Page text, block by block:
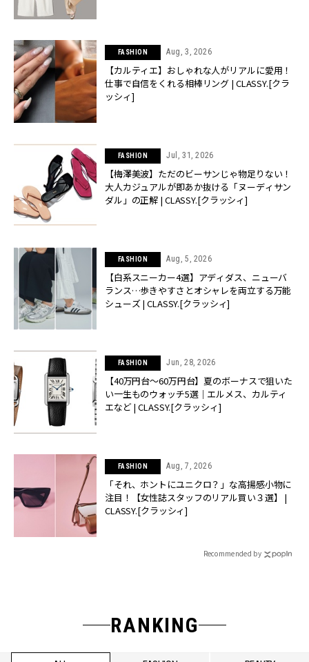
FASHION Aug, 3, 2026
【カルティエ】おしゃれな人がリアルに愛用！
仕事で自信をくれる相棒リング | CLASSY.[クラ
ッシィ]
FASHION Jul, 31, 2026
【梅澤美波】ただのビーサンじゃ物足りない！
大人カジュアルが即あか抜ける「ヌーディサン
ダル」の正解 | CLASSY.[クラッシィ]
FASHION Aug, 5, 2026
【白系スニーカー4選】アディダス、ニューバ
ランス…歩きやすさとオシャレを両立する万能
シューズ | CLASSY.[クラッシィ]
FASHION Jun, 28, 2026
【40万円台〜60万円台】夏のボーナスで狙いた
い一生ものウォッチ5選｜エルメス、カルティ
エなど | CLASSY.[クラッシィ]
FASHION Aug, 7, 2026
「それ、ホントにユニクロ？」な高揚感小物に
注目！【女性誌スタッフのリアル買い３選】 |
CLASSY.[クラッシィ]
Recommended by
RANKING